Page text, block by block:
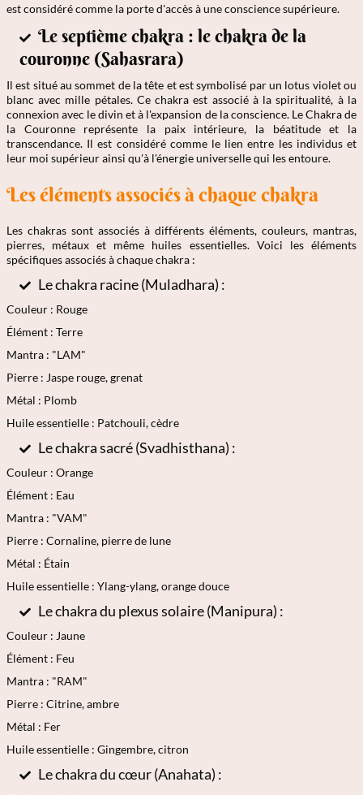
est considéré comme la porte d'accès à une conscience supérieure.
Le septième chakra : le chakra de la
couronne (Sahasrara)
Il est situé au sommet de la tête et est symbolisé par un lotus violet ou
blanc avec mille pétales. Ce chakra est associé à la spiritualité, à la
connexion avec le divin et à l'expansion de la conscience. Le Chakra de
la Couronne représente la paix intérieure, la béatitude et la
transcendance. Il est considéré comme le lien entre les individus et
leur moi supérieur ainsi qu'à l'énergie universelle qui les entoure.
Les éléments associés à chaque chakra
Les chakras sont associés à différents éléments, couleurs, mantras,
pierres, métaux et même huiles essentielles. Voici les éléments
spécifiques associés à chaque chakra :
Le chakra racine (Muladhara) :
Couleur : Rouge
Élément : Terre
Mantra : "LAM"
Pierre : Jaspe rouge, grenat
Métal : Plomb
Huile essentielle : Patchouli, cèdre
Le chakra sacré (Svadhisthana) :
Couleur : Orange
Élément : Eau
Mantra : "VAM"
Pierre : Cornaline, pierre de lune
Métal : Étain
Huile essentielle : Ylang-ylang, orange douce
Le chakra du plexus solaire (Manipura) :
Couleur : Jaune
Élément : Feu
Mantra : "RAM"
Pierre : Citrine, ambre
Métal : Fer
Huile essentielle : Gingembre, citron
Le chakra du cœur (Anahata) :